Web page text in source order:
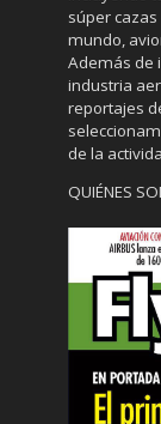
súper
mundo,
Además de
industria
reportajes
de la
QUIÉNES